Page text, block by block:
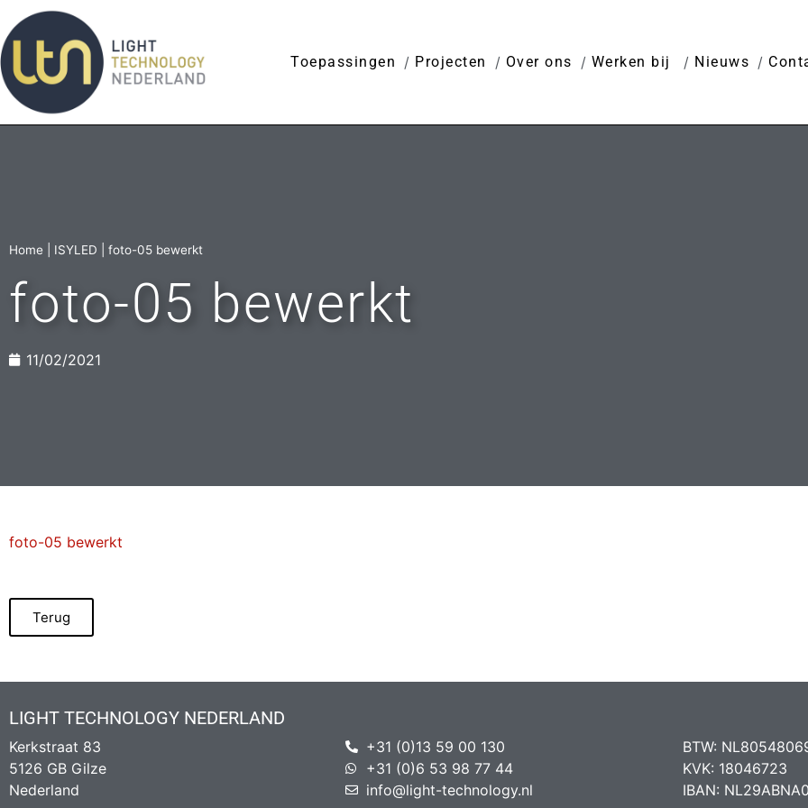
Toepassingen Projecten Over ons Werken bij Nieuws
Home ISYLED foto-05 bewerkt
foto-05 bewerkt
11/02/2021
foto-05 bewerkt
Terug
LIGHT TECHNOLOGY NEDERLAND
Kerkstraat 83
5126 GB Gilze
Nederland
+31 (0)13 59 00 130
+31 (0)6 53 98 77 44
info@light-technology.nl
BTW:
KVK: 18046723
IBAN: